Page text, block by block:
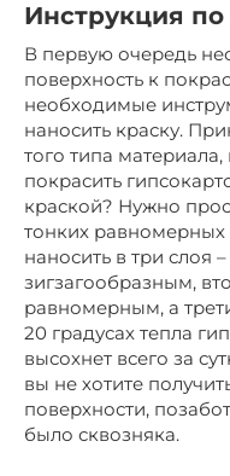
Инструкция по
В первую очередь
поверхность к
необходимые
наносить краску.
того типа
покрасить
краской? Нужно
тонких равномерных
наносить в три слоя
зигзагообразным,
равномерным, а
20 градусах тепла
высохнет всего за
вы не хотите
поверхности,
было сквозняка.